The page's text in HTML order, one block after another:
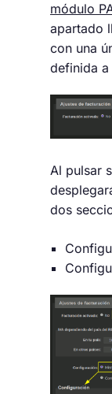
módulo
apartado
con una
definida
Al pulsar
dos